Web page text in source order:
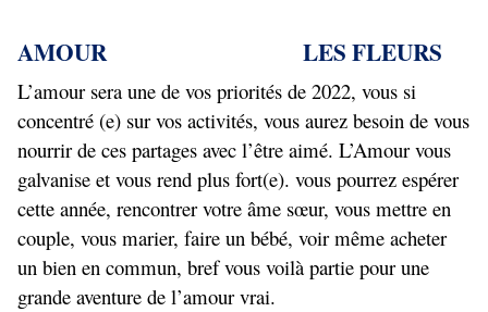
AMOUR LES FLEURS
L’amour sera une de vos priorités de 2022, vous si
concentré (e) sur vos activités, vous aurez besoin de vous
nourrir de ces partages avec l’être aimé. L’Amour vous
galvanise et vous rend plus fort(e). vous pourrez espérer
cette année, rencontrer votre âme sœur, vous mettre en
couple, vous marier, faire un bébé, voir même acheter
un bien en commun, bref vous voilà partie pour une
grande aventure de l’amour vrai.